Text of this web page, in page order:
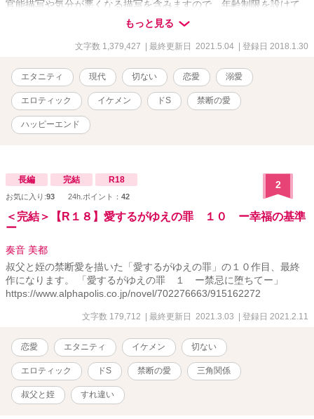
官能描写や気分が悪くなる描写を含みますので、年齢制限を設けて
いますが、それ以外にも不快に思う方は読まないで下さい。 殆どの
メインキャラが美男美女という、現実には有り得ない世界観で描い
ておりますので、それを受け入れられない方にはお勧めいたしませ
には一切関係ありません。 また、法律・法令に反する行為を容
認・推奨するものではありません。
もっと見る
文字数 1,379,427 | 最終更新日 2021.5.04 | 登録日 2018.1.30
エタニティ 現代 切ない 恋愛 溺愛
エロティック イケメン ドS 禁断の愛
ハッピーエンド
長編 完結 R18
お気に入り:93 24h.ポイント： 42
2
＜完結＞【R１８】愛するがゆえの罪 １０ ー幸福の基準
ー
奏音 美都
叔父と姪の禁断愛を描いた「愛するがゆえの罪」の１０作目、最終
作になります。 「愛するがゆえの罪 １ ー禁忌に堕ちてー」
https://www.alphapolis.co.jp/novel/702276663/915162272
文字数 179,712 | 最終更新日 2021.3.03 | 登録日 2021.2.11
恋愛 エタニティ イケメン 切ない
エロティック ドS 禁断の愛 三角関係
叔父と姪 すれ違い